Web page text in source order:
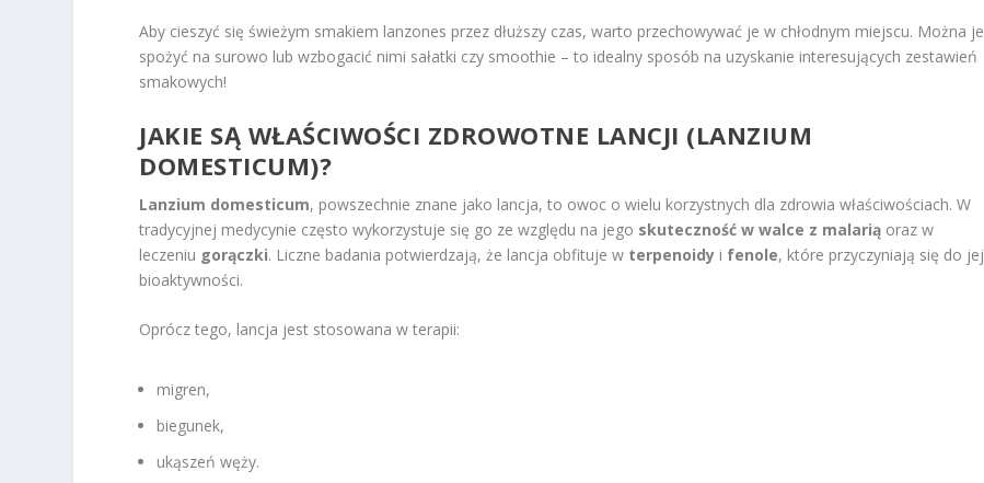
Aby cieszyć się świeżym smakiem lanzones przez dłuższy czas, warto przechowywać je w chłodnym miejscu. Można je
spożyć na surowo lub wzbogacić nimi sałatki czy smoothie – to idealny sposób na uzyskanie interesujących zestawień
smakowych!
JAKIE SĄ WŁAŚCIWOŚCI ZDROWOTNE LANCJI (LANZIUM
DOMESTICUM)?
Lanzium domesticum, powszechnie znane jako lancja, to owoc o wielu korzystnych dla zdrowia właściwościach. W
tradycyjnej medycynie często wykorzystuje się go ze względu na jego skuteczność w walce z malarią oraz w
leczeniu gorączki. Liczne badania potwierdzają, że lancja obfituje w terpenoidy i fenole, które przyczyniają się do jej
bioaktywności.
Oprócz tego, lancja jest stosowana w terapii:
migren,
biegunek,
ukąszeń węży.